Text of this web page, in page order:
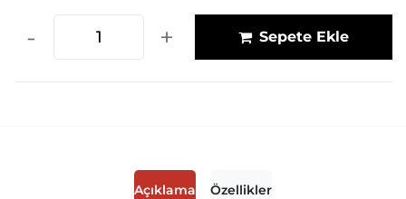
- + Sepete Ekle
Açıklama Özellikler